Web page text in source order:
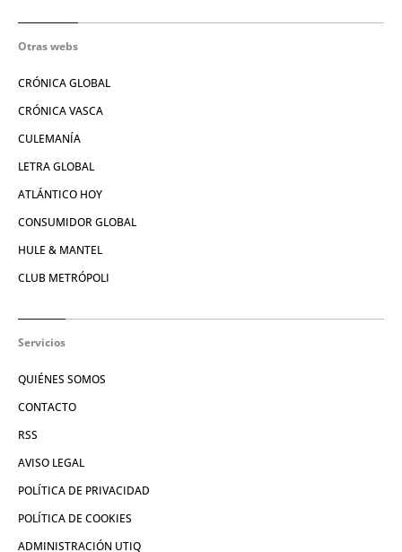
Otras webs
CRÓNICA GLOBAL
CRÓNICA VASCA
CULEMANÍA
LETRA GLOBAL
ATLÁNTICO HOY
CONSUMIDOR GLOBAL
HULE & MANTEL
CLUB METRÓPOLI
Servicios
QUIÉNES SOMOS
CONTACTO
RSS
AVISO LEGAL
POLÍTICA DE PRIVACIDAD
POLÍTICA DE COOKIES
ADMINISTRACIÓN UTIQ